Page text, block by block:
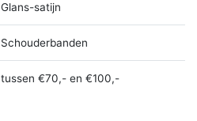
Glans-satijn
Schouderbanden
tussen €70,- en €100,-